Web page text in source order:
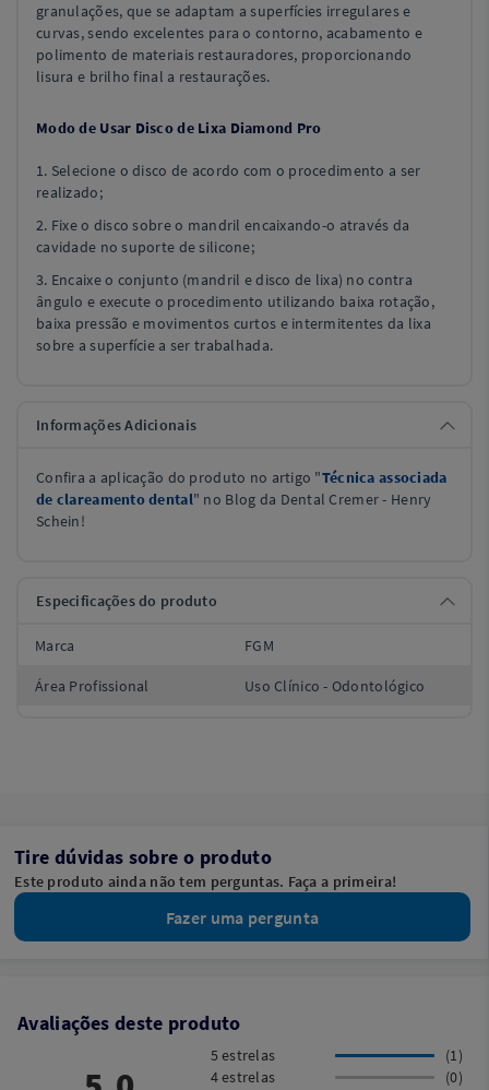
granulações, que se adaptam a superfícies irregulares e
curvas, sendo excelentes para o contorno, acabamento e
polimento de materiais restauradores, proporcionando
lisura e brilho final a restaurações.
Modo de Usar Disco de Lixa Diamond Pro
1. Selecione o disco de acordo com o procedimento a ser
realizado;
2. Fixe o disco sobre o mandril encaixando-o através da
cavidade no suporte de silicone;
3. Encaixe o conjunto (mandril e disco de lixa) no contra
ângulo e execute o procedimento utilizando baixa rotação,
baixa pressão e movimentos curtos e intermitentes da lixa
sobre a superfície a ser trabalhada.
Informações Adicionais
Confira a aplicação do produto no artigo "Técnica associada
de clareamento dental" no Blog da Dental Cremer - Henry
Schein!
Especificações do produto
Marca FGM
Área Profissional Uso Clínico - Odontológico
Tire dúvidas sobre o produto
Este produto ainda não tem perguntas. Faça a primeira!
Fazer uma pergunta
Avaliações deste produto
5 estrelas
(1)
4 estrelas
(0)